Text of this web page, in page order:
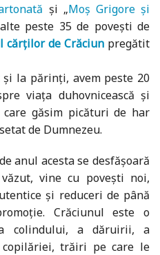
și „Moș Grigore și
peste 35 de povești de
cărților de Crăciun pregătit
la părinți, avem peste 20
viața duhovnicească și
găsim picături de har
de Dumnezeu.
anul acesta se desfășoară
vine cu povești noi,
și reduceri de până
Crăciunul este o
colindului, a dăruirii, a
trăiri pe care le